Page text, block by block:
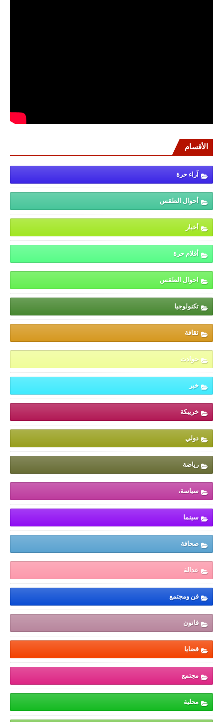
الأقسام
آراء حرة
أحوال الطقس
أخبار
أقلام حرة
احوال الطقس
تكنولوجيا
ثقافة
حوادث
خبر
خريبكة
دولي
رياضة
سياسة،
سينما
صحافة
عدالة
فن ومجتمع
قانون
قضايا
مجتمع
محلية